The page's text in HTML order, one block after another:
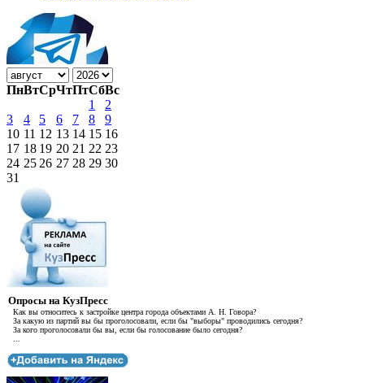
ПнВтСрЧтПтСбВс
1
2
3
4 5 6 7 8
9
10 11 12 13 14 15 16
17 18 19 20 21 22 23
24 25 26 27 28 29 30
31
Опросы на КузПресс
Как вы относитесь к застройке центра города объектами А. Н. Говора?
За какую из партий вы бы проголосовали, если бы "выборы" проводились сегодня?
За кого проголосовали бы вы, если бы голосование было сегодня?